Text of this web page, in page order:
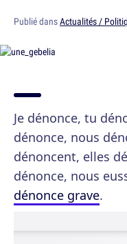
Publié dansActualités /
Je dénonce, tu
dénonce, nous
dénoncent, elles
dénonce, nous
dénonce grave.